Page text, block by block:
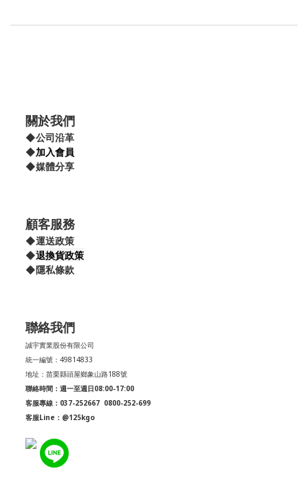
關於我們
◆公司沿革
◆加入會員
◆媒體分享
顧客服務
◆運送政策
◆退換貨政策
◆隱私條款
聯絡我們
誠宇實業股份有限公司
統一編號：49814833
地址：苗栗縣頭屋鄉象山路188號
聯絡時間：週一至週日08:00-17:00
客服專線：037-252667 0800-252-699
客服Line：@125kgo